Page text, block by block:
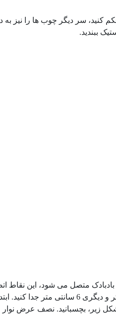
کنید، سر دیگر چوب ها را نیز به
ببندید.
متصل می شود، این نقاط
این منظور از چسب برق استفاده کنید دو تکه از چسب، یکی به اندازه
بچسبانید. نصف عرض نوار